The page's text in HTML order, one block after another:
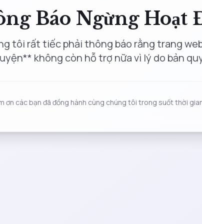
Báo Ngừng Hoạt
tôi rất tiếc phải thông báo rằng trang
không còn hỗ trợ nữa vì lý do bản
ơn các bạn đã đồng hành cùng chúng tôi trong suốt thời